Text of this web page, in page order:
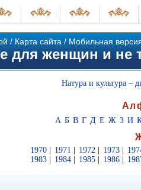
/ Карта сайта / Мобильная
для женщин и не
Натура и культура –
А Б В Г Д Е Ж З И
1970| 1971 1972| 1973|
1983| 1984| 1985| 1986|